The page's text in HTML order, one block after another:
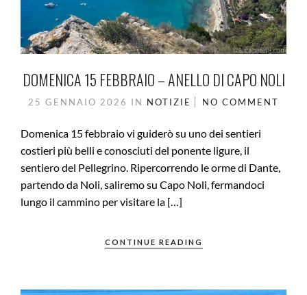
DOMENICA 15 FEBBRAIO – ANELLO DI CAPO NOLI
25 GENNAIO 2026 IN NOTIZIE NO COMMENT
Domenica 15 febbraio vi guiderò su uno dei sentieri
costieri più belli e conosciuti del ponente ligure, il
sentiero del Pellegrino. Ripercorrendo le orme di Dante,
partendo da Noli, saliremo su Capo Noli, fermandoci
lungo il cammino per visitare la […]
CONTINUE READING